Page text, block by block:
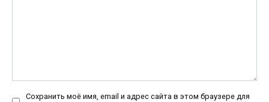
Сохранить моё имя, email и адрес сайта в этом браузере для